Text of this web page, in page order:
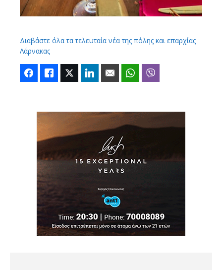
Διαβάστε όλα τα τελευταία νέα της πόλης και επαρχίας
Λάρνακας
FacebookLike Twitter LinkedIn Email WhatsApp